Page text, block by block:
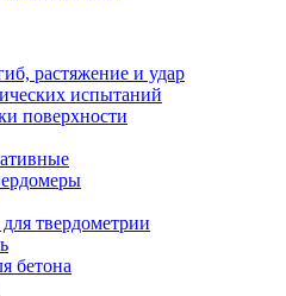
растяжение и удар
испытаний
поверхности
твердометрии
бетона